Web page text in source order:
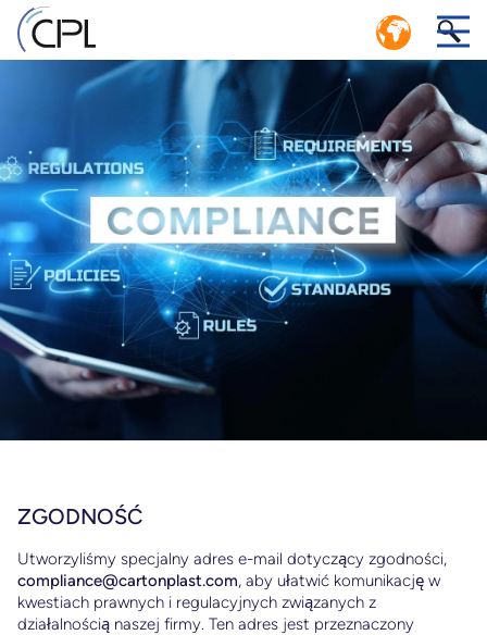
ZGODNOŚĆ
Utworzyliśmy specjalny adres e-mail dotyczący zgodności,
compliance@cartonplast.com, aby ułatwić komunikację w
kwestiach prawnych i regulacyjnych związanych z
działalnością naszej firmy. Ten adres jest przeznaczony
1
GOSPODARKA O OBIEGU ZAMKNIĘTYM:
WYDAJNY SYSTEM LOGISTYCZNY O
OBIEGU ZAMKNIĘTYM
ZARZĄDZANIE SYSTEMEM POOL W CENTRUM
SERWISOWYM CPL